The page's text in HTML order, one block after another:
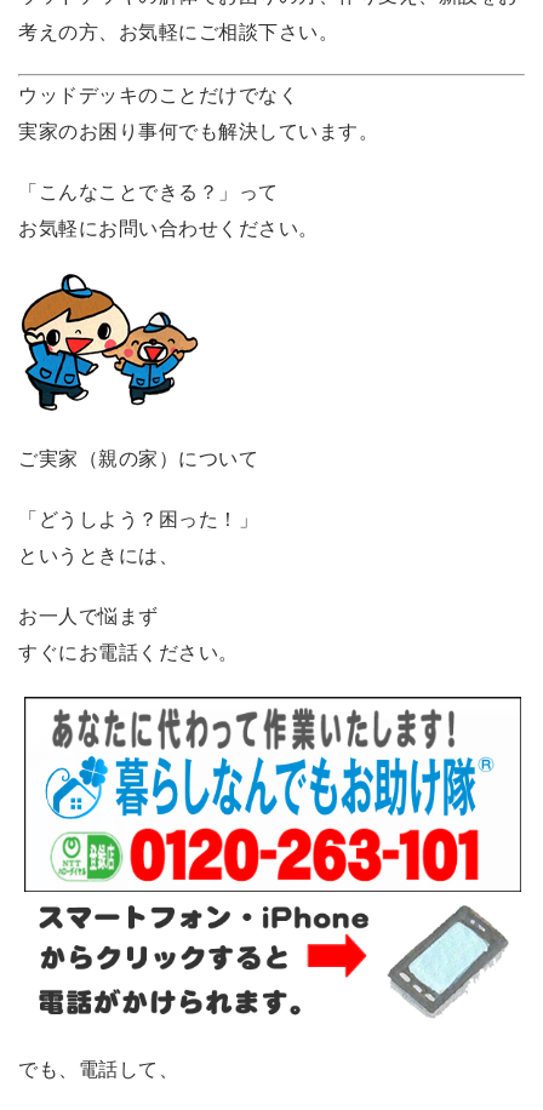
考えの方、お気軽にご相談下さい。
ウッドデッキのことだけでなく
実家のお困り事何でも解決しています。
「こんなことできる？」って
お気軽にお問い合わせください。
ご実家（親の家）について
「どうしよう？困った！」
というときには、
お一人で悩まず
すぐにお電話ください。
でも、電話して、